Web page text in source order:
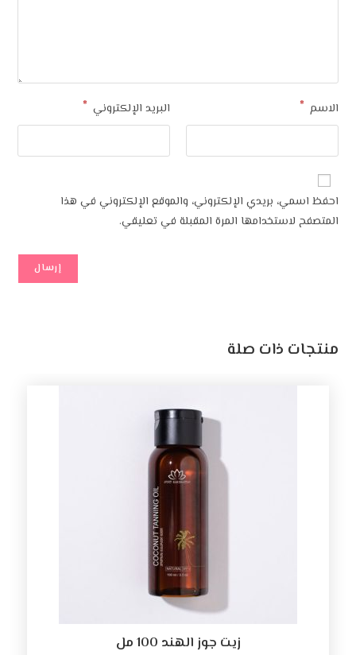
الاسم * البريد الإلكتروني *
احفظ اسمي، بريدي الإلكتروني، والموقع الإلكتروني في هذا
المتصفح لاستخدامها المرة المقبلة في تعليقي.
منتجات ذات صلة
زيت جوز الهند 100 مل